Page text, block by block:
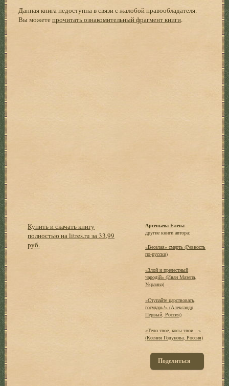
Данная книга недоступна в связи с жалобой правообладателя.
Вы можетепрочитать ознакомительный фрагмент книги.
Купить и скачать книгу
полностью на litres.ru за 33,99
руб.
Арсеньева Елена
другие книги автора:
«Веселая» смерть (Ревность
по-русски)
«Злой и прелестный
чародiй» (Иван Мазепа,
Украина)
«Ступайте царствовать,
государь!» (Александр
Первый, Россия)
«Тело твое, косы твои…»
(Ксения Годунова, Россия)
Поделиться